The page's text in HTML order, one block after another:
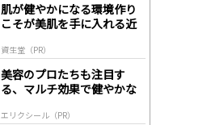
肌が健やかになる環境作り
こそが美肌を手に入れる近
資生堂（PR）
美容のプロたちも注目す
る、マルチ効果で健やかな
エリクシール（PR）